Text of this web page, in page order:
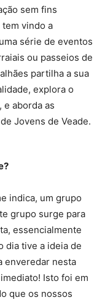
sem fins
vindo a
série de eventos
ou passeios de
partilha a sua
explora o
e aborda as
Jovens de Veade.
indica, um grupo
grupo surge para
essencialmente
dia tive a ideia de
enveredar nesta
Isto foi em
que os nossos